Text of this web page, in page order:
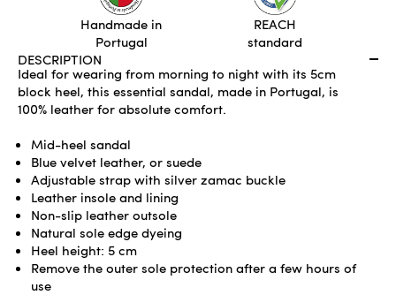
Handmade in
Portugal
REACH
standard
DESCRIPTION
Ideal for wearing from morning to night with its 5cm
block heel, this essential sandal, made in Portugal, is
100% leather for absolute comfort.
Mid-heel sandal
Blue velvet leather, or suede
Adjustable strap with silver zamac buckle
Leather insole and lining
Non-slip leather outsole
Natural sole edge dyeing
Heel height: 5 cm
Remove the outer sole protection after a few hours of
use